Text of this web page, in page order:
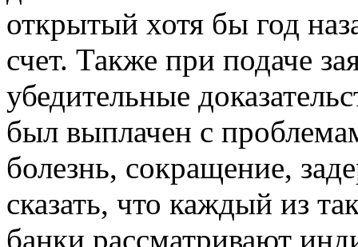
открытый хотя бы год
счет. Также при подаче
убедительные
был выплачен с
болезнь, сокращение,
сказать, что каждый из
банки рассматривают